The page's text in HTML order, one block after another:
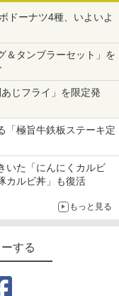
ドーナツ4種、いよいよ
＆タンブラーセット」を
じフライ」を限定発
「極旨牛鉄板ステーキ定
いた「にんにくカルビ
カルビ丼」も復活
もっと見る
する